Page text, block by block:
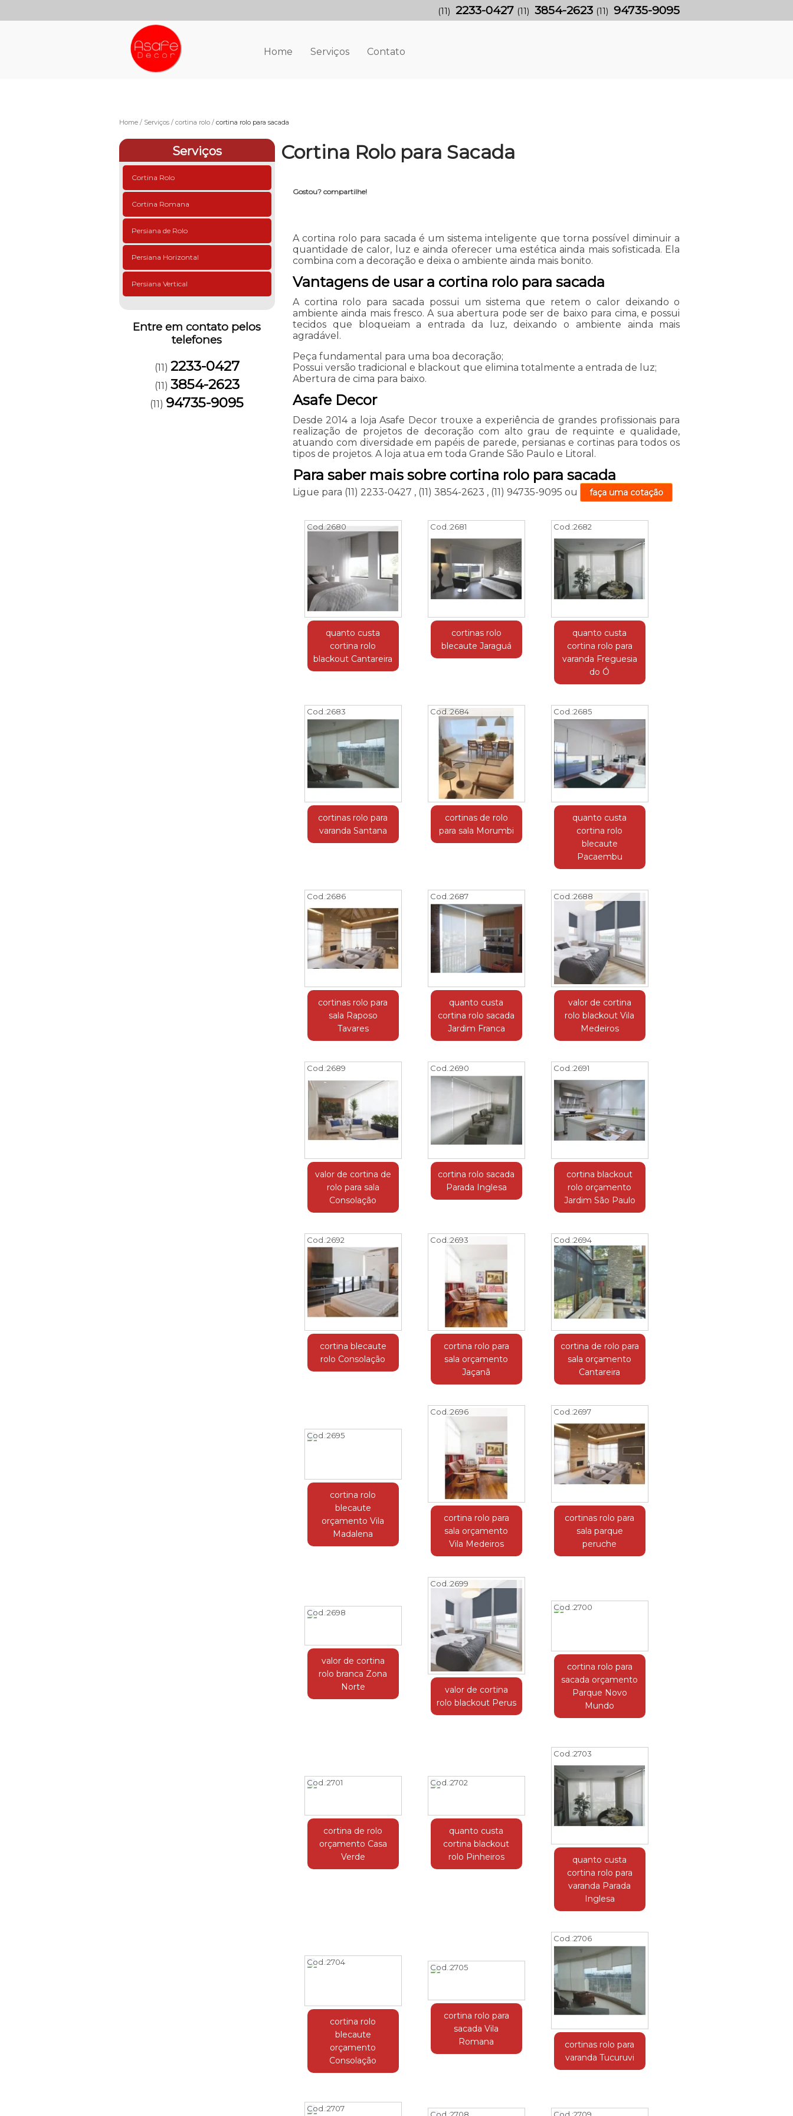
Home Serviços Contato
(11) 2233-0427 (11) 3854-2623 (11) 94735-9095
Home Serviços cortina rolo cortina rolo para sacada
Serviços
Cortina Rolo
Cortina Romana
Persiana de Rolo
Persiana Horizontal
Persiana Vertical
Entre em contato pelos
telefones
(11) 2233-0427
(11) 3854-2623
(11) 94735-9095
Cortina Rolo para Sacada
Gostou? compartilhe!
A cortina rolo para sacada é um sistema inteligente que torna possível diminuir a
quantidade de calor, luz e ainda oferecer uma estética ainda mais sofisticada. Ela
combina com a decoração e deixa o ambiente ainda mais bonito.
Vantagens de usar a cortina rolo para sacada
A cortina rolo para sacada possui um sistema que retem o calor deixando o
ambiente ainda mais fresco. A sua abertura pode ser de baixo para cima, e possui
tecidos que bloqueiam a entrada da luz, deixando o ambiente ainda mais
agradável.
Peça fundamental para uma boa decoração;
Possui versão tradicional e blackout que elimina totalmente a entrada de luz;
Abertura de cima para baixo.
Asafe Decor
Desde 2014 a loja Asafe Decor trouxe a experiência de grandes profissionais para
realização de projetos de decoração com alto grau de requinte e qualidade,
atuando com diversidade em papéis de parede, persianas e cortinas para todos os
tipos de projetos. A loja atua em toda Grande São Paulo e Litoral.
Para saber mais sobre cortina rolo para sacada
Ligue para (11) 2233-0427 , (11) 3854-2623 , (11) 94735-9095 ou faça uma cotação
Cod.:2680
quanto custa
cortina rolo
blackout Cantareira
Cod.:2681
cortinas rolo
blecaute Jaraguá
Cod.:2682
quanto custa
cortina rolo para
varanda Freguesia
do Ó
Cod.:2683
cortinas rolo para
varanda Santana
Cod.:2684
cortinas de rolo
para sala Morumbi
Cod.:2685
quanto custa
cortina rolo
blecaute
Pacaembu
Cod.:2686
cortinas rolo para
sala Raposo
Tavares
Cod.:2687
quanto custa
cortina rolo sacada
Jardim Franca
Cod.:2688
valor de cortina
rolo blackout Vila
Medeiros
Cod.:2689
valor de cortina de
rolo para sala
Consolação
Cod.:2690
cortina rolo sacada
Parada Inglesa
Cod.:2691
cortina blackout
rolo orçamento
Jardim São Paulo
Cod.:2692
cortina blecaute
rolo Consolação
Cod.:2693
cortina rolo para
sala orçamento
Jaçanã
Cod.:2694
cortina de rolo para
sala orçamento
Cantareira
Cod.:2695
cortina rolo
blecaute
orçamento Vila
Madalena
Cod.:2696
cortina rolo para
sala orçamento
Vila Medeiros
Cod.:2697
cortinas rolo para
sala parque
peruche
Cod.:2698
valor de cortina
rolo branca Zona
Norte
Cod.:2699
valor de cortina
rolo blackout Perus
Cod.:2700
cortina rolo para
sacada orçamento
Parque Novo
Mundo
Cod.:2701
cortina de rolo
orçamento Casa
Verde
Cod.:2702
quanto custa
cortina blackout
rolo Pinheiros
Cod.:2703
quanto custa
cortina rolo para
varanda Parada
Inglesa
Cod.:2704
cortina rolo
blecaute
orçamento
Consolação
Cod.:2705
cortina rolo para
sacada Vila
Romana
Cod.:2706
cortinas rolo para
varanda Tucuruvi
Cod.:2707
Cod.:2708 Cod.:2709